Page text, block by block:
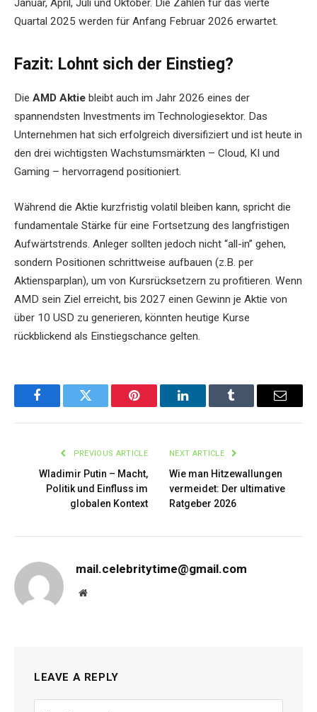
Januar, April, Juli und Oktober. Die Zahlen für das vierte
Quartal 2025 werden für Anfang Februar 2026 erwartet.
Fazit: Lohnt sich der Einstieg?
Die AMD Aktie bleibt auch im Jahr 2026 eines der
spannendsten Investments im Technologiesektor. Das
Unternehmen hat sich erfolgreich diversifiziert und ist heute in
den drei wichtigsten Wachstumsmärkten – Cloud, KI und
Gaming – hervorragend positioniert.
Während die Aktie kurzfristig volatil bleiben kann, spricht die
fundamentale Stärke für eine Fortsetzung des langfristigen
Aufwärtstrends. Anleger sollten jedoch nicht “all-in” gehen,
sondern Positionen schrittweise aufbauen (z.B. per
Aktiensparplan), um von Kursrücksetzern zu profitieren. Wenn
AMD sein Ziel erreicht, bis 2027 einen Gewinn je Aktie von
über 10 USD zu generieren, könnten heutige Kurse
rückblickend als Einstiegschance gelten.
FacebookTwitter Pinterest LinkedInTumblr Email
PREVIOUS ARTICLE
Wladimir Putin – Macht,
Politik und Einfluss im
globalen Kontext
NEXT ARTICLE
Wie man Hitzewallungen
vermeidet: Der ultimative
Ratgeber 2026
mail.celebritytime@gmail.com
Website
LEAVE A REPLY